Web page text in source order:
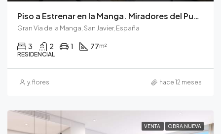
Piso a Estrenar en la Manga. Miradores del Puerto
Gran Vía de la Manga, San Javier, España
3 2 1 77m²
RESIDENCIAL
y.flores hace 12 meses
VENTA OBRA NUEVA